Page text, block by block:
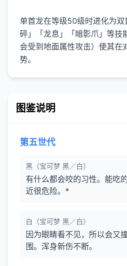
单首龙在等级50级时进化为
碎」「龙息」「暗影爪」等技
会受到地面属性攻击）使其在
势。
图鉴说明
第五世代
黑（宝可梦 黑／白）
有什么都会咬的习性。能吃
近很危险。*
白（宝可梦 黑／白）
因为眼睛看不见，所以会又
围。浑身新伤不断。